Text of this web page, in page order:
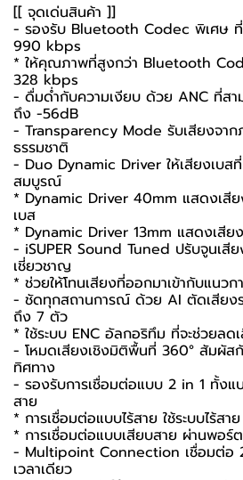
[[ จุดเด่นสินค้า ]]
- รองรับ Bluetooth Codec พิเศษ
990 kbps
* ให้คุณภาพที่สูงกว่า Bluetooth
328 kbps
- ดื่มด่ำกับความเงียบ ด้วย ANC ที่สา
ถึง -56dB
- Transparency Mode รับเสียงจาก
ธรรมชาติ
- Duo Dynamic Driver ให้เสียงเบส
สมบูรณ์
* Dynamic Driver 40mm แสดงเสีย
เบส
* Dynamic Driver 13mm แสดงเสีย
- iSUPER Sound Tuned ปรับจูนเสี
เชี่ยวชาญ
* ช่วยให้โทนเสียงที่ออกมาเข้ากับแนว
- ชัดทุกสถานการณ์ ด้วย AI ตัดเสียง
ถึง 7 ตัว
* ใช้ระบบ ENC อัลกอริทึม ที่จะช่วยล
- โหมดเสียงเชิงมิติพื้นที่ 360° สัมผัส
ทิศทาง
- รองรับการเชื่อมต่อแบบ 2 in 1 ทั้งแ
สาย
* การเชื่อมต่อแบบไร้สาย ใช้ระบบไร้ส
* การเชื่อมต่อแบบเสียบสาย ผ่านพอร์
- Multipoint Connection เชื่อมต่อ
เวลาเดียว